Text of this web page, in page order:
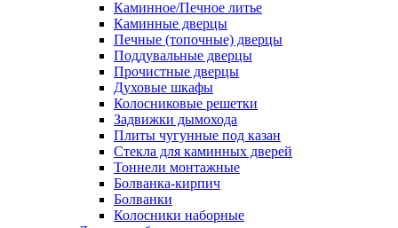
Каминное/Печное литье
Каминные дверцы
Печные (топочные) дверцы
Поддувальные дверцы
Прочистные дверцы
Духовые шкафы
Колосниковые решетки
Задвижки дымохода
Плиты чугунные под казан
Стекла для каминных дверей
Тоннели монтажные
Болванка-кирпич
Болванки
Колосники наборные